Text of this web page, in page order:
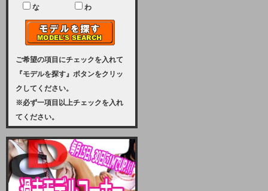
けいたしまして申し訳ございませ
ん。
2023-08-31 (木)
【サーバーメンテナンス実施のお知
らせ】
2023年 9月10日（日曜日）午前8：
サーバーメンテナンスを実施いたし
ます。その為、アクセスはできませ
ますが、ご理解の程を宜しくお願い
致します。
2022-09-01 (木)
な わ
ご希望の項目にチェックを入れて
『モデルを探す』ボタンをクリッ
クしてください。
※必ず一項目以上チェックを入れ
てください。